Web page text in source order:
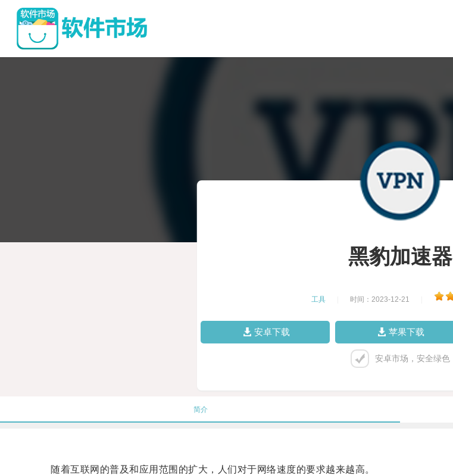
黑豹加速器
工具 时间：2023-12-21
安卓下载 苹果下载
安卓市场，安全绿色
简介
随着互联网的普及和应用范围的扩大，人们对于网络速度的要求越来越高。